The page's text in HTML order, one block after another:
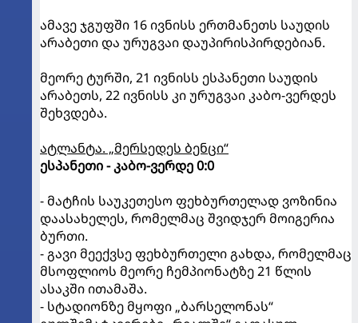
ამავე ჯგუფში 16 ივნისს ერთმანეთს საუდის
არაბეთი და ურუგვაი დაუპირისპირდებიან.
მეორე ტურში, 21 ივნისს ესპანეთი საუდის
არაბეთს, 22 ივნისს კი ურუგვაი კაბო-ვერდეს
შეხვდება.
ატლანტა. „მერსედეს ბენცი“
ესპანეთი - კაბო-ვერდე 0:0
- მატჩის საუკეთესო ფეხბურთელად ვოზინია
დაასახელეს, რომელმაც შვიდჯერ მოიგერია
ბურთი.
- გავი მეექვსე ფეხბურთელი გახდა, რომელმაც
მსოფლიოს მეორე ჩემპიონატზე 21 წლის
ასაკში ითამაშა.
- სტადიონზე მყოფი „ბარსელონას“